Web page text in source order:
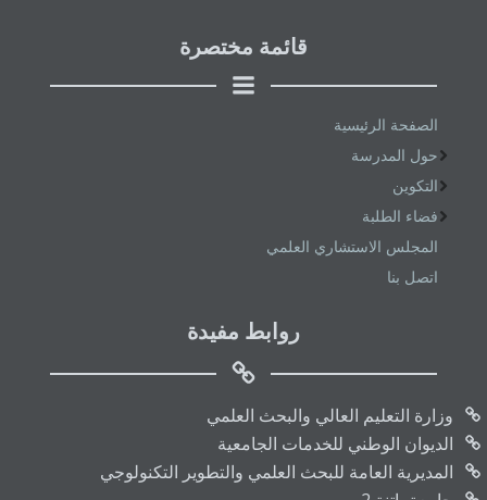
قائمة مختصرة
الصفحة الرئيسية
حول المدرسة
التكوين
فضاء الطلبة
المجلس الاستشاري العلمي
اتصل بنا
روابط مفيدة
وزارة التعليم العالي والبحث العلمي
الديوان الوطني للخدمات الجامعية
المديرية العامة للبحث العلمي والتطوير التكنولوجي